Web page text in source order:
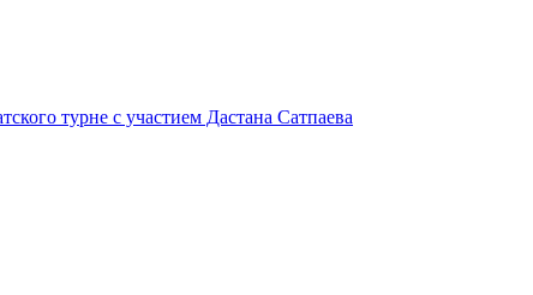
турне с участием Дастана Сатпаева